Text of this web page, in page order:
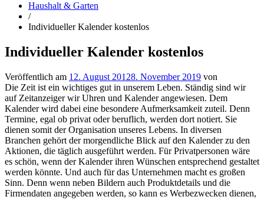
Haushalt & Garten
/
Individueller Kalender kostenlos
Individueller Kalender kostenlos
Veröffentlich am 12. August 20128. November 2019 von
Die Zeit ist ein wichtiges gut in unserem Leben. Ständig sind wir
auf Zeitanzeiger wir Uhren und Kalender angewiesen. Dem
Kalender wird dabei eine besondere Aufmerksamkeit zuteil. Denn
Termine, egal ob privat oder beruflich, werden dort notiert. Sie
dienen somit der Organisation unseres Lebens. In diversen
Branchen gehört der morgendliche Blick auf den Kalender zu den
Aktionen, die täglich ausgeführt werden. Für Privatpersonen wäre
es schön, wenn der Kalender ihren Wünschen entsprechend gestaltet
werden könnte. Und auch für das Unternehmen macht es großen
Sinn. Denn wenn neben Bildern auch Produktdetails und die
Firmendaten angegeben werden, so kann es Werbezwecken dienen,